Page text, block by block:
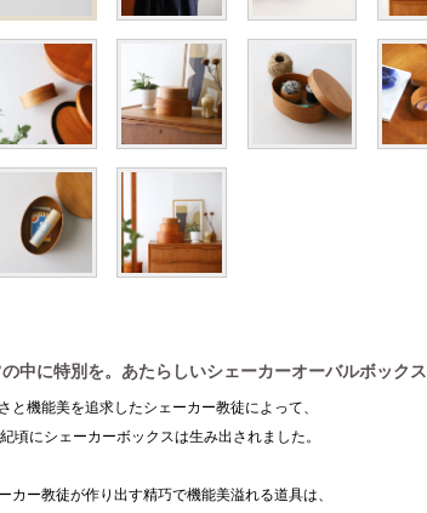
中に特別を。あたらしいシェーカーオーバルボックス
と機能美を追求したシェーカー教徒によって、
頃にシェーカーボックスは生み出されました。
カー教徒が作り出す精巧で機能美溢れる道具は、